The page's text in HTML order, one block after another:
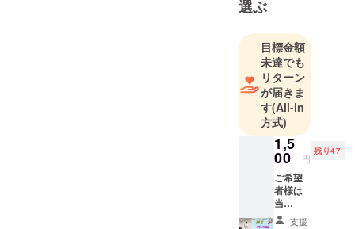
2019年11
ニューイ
ヤーエステ
輝耳(ｺｳｼﾞ)を
グランド
オープン致
しました♪
オープン2か
月でホット
ペッパーの
プラン平均
選ぶ
目標金額
未達でも
リターン
が届きま
す(All-in
方式)
1,5
00 円
残り47
ご希望
者様は
当
Youtub
支援